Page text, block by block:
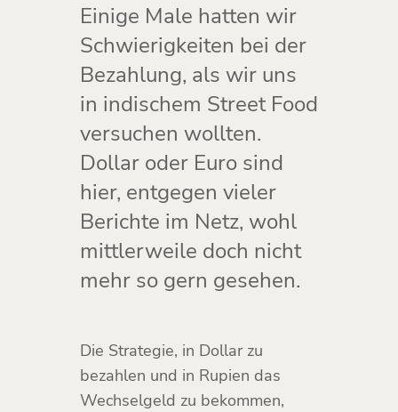
Einige Male hatten wir
Schwierigkeiten bei der
Bezahlung, als wir uns
in indischem Street Food
versuchen wollten.
Dollar oder Euro sind
hier, entgegen vieler
Berichte im Netz, wohl
mittlerweile doch nicht
mehr so gern gesehen.
Die Strategie, in Dollar zu
bezahlen und in Rupien das
Wechselgeld zu bekommen,